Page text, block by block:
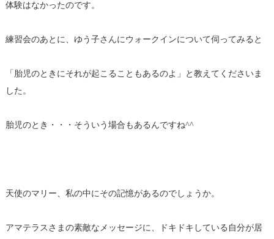
体験はなかったのです。
練習会のあとに、ゆう子さんにウォークインについて伺ってみると
「胎児のときにそれが起こることもあるのよ」と教えてくださいま
した。
胎児のとき・・・そういう場合もあるんですね^^
天使のマリー、私の中にその記憶があるのでしょうか。
アマテラスさまの素敵なメッセージに、ドキドキしている自分が居